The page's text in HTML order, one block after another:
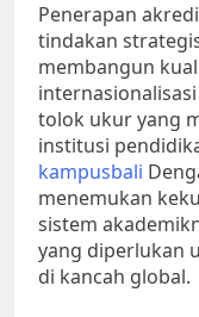
Penerapan
tindakan
membangun
tolok ukur yang
institusi
kampusbali
menemukan
sistem
yang diperlukan
di kancah global.